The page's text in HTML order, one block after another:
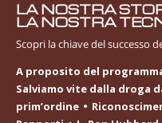
LA NOSTRA
LA NOSTRA
Scopri la chiave del successo
A proposito del
Salviamo vite dalla droga
prim’ordine